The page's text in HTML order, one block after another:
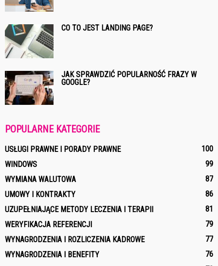
CO TO JEST LANDING PAGE?
JAK SPRAWDZIĆ POPULARNOŚĆ FRAZY W
GOOGLE?
POPULARNE KATEGORIE
USŁUGI PRAWNE I PORADY PRAWNE
100
WINDOWS
99
WYMIANA WALUTOWA
87
UMOWY I KONTRAKTY
86
UZUPEŁNIAJĄCE METODY LECZENIA I TERAPII
81
WERYFIKACJA REFERENCJI
79
WYNAGRODZENIA I ROZLICZENIA KADROWE
77
WYNAGRODZENIA I BENEFITY
76